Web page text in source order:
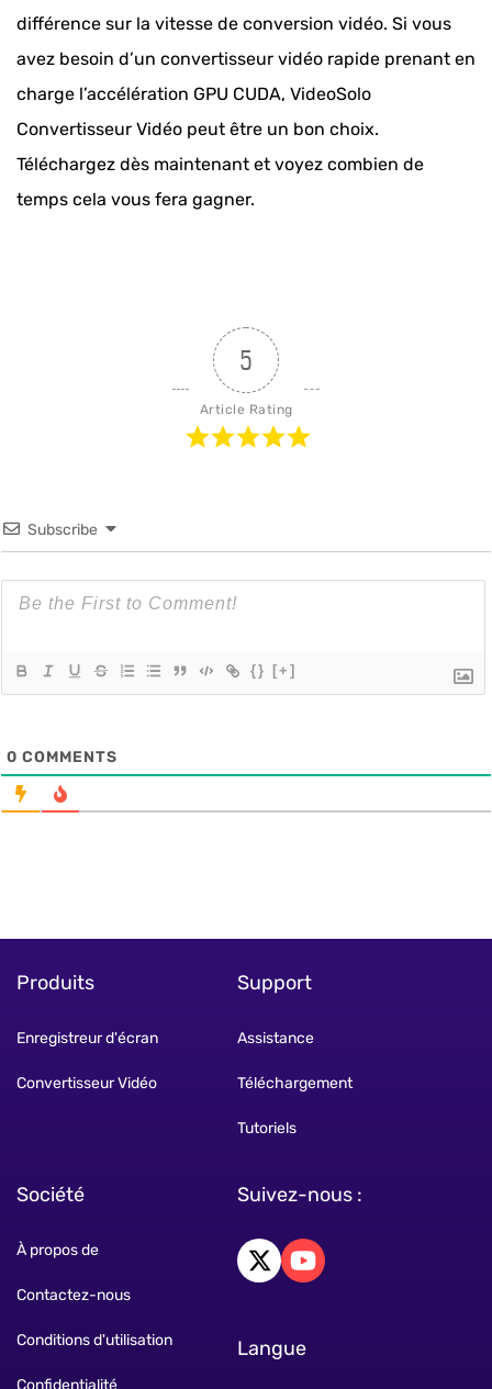
différence sur la vitesse de conversion vidéo. Si vous
avez besoin d’un convertisseur vidéo rapide prenant en
charge l’accélération GPU CUDA, VideoSolo
Convertisseur Vidéo peut être un bon choix.
Téléchargez dès maintenant et voyez combien de
temps cela vous fera gagner.
5
Article Rating
Subscribe
{} [+]
0 COMMENTS
Produits
Enregistreur d'écran
Convertisseur Vidéo
Support
Assistance
Téléchargement
Tutoriels
Société
À propos de
Contactez-nous
Conditions d'utilisation
Confidentialité
Suivez-nous :
Langue